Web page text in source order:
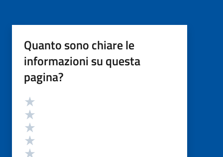
Quanto sono chiare le
informazioni su questa
pagina?
Valutazione